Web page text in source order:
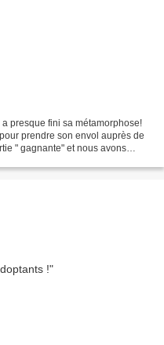
presque fini sa métamorphose!
prendre son envol auprès de
" gagnante" et nous avons